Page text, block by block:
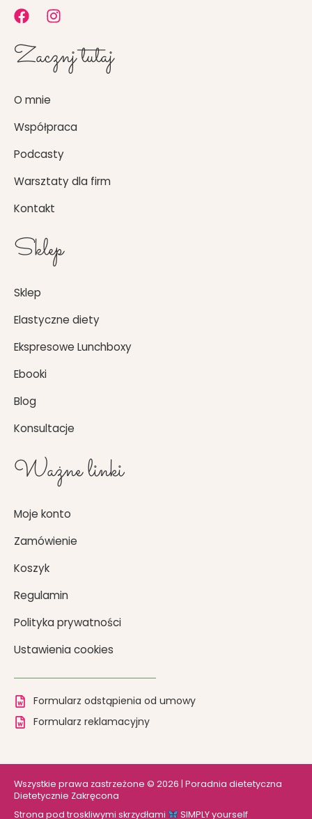
F
a
c
e
o
o
k
I
n
t
a
a
m
Zacznj tutaj
O mnie
Współpraca
Podcasty
Warsztaty dla firm
Kontakt
Sklep
Sklep
Elastyczne diety
Ekspresowe Lunchboxy
Ebooki
Blog
Konsultacje
Ważne linki
Moje konto
Zamówienie
Koszyk
Regulamin
Polityka prywatności
Ustawienia cookies
Formularz odstąpienia od umowy
Formularz reklamacyjny
Wszystkie prawa zastrzeżone © 2026 | Poradnia dietetyczna
Dietetycznie Zakręcona
Strona pod troskliwymi skrzydłami
SIMPLY yourself